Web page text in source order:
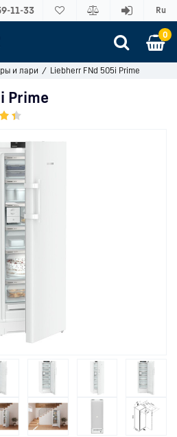
11-33 Ru
0
и лари Liebherr FNd 505i Prime
Prime